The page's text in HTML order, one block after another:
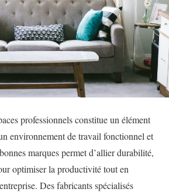
professionnels constitue un élément
environnement de travail fonctionnel et
marques permet d’allier durabilité,
optimiser la productivité tout en
Des fabricants spécialisés